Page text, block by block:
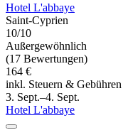
Hotel L'abbaye
Saint-Cyprien
10/10
Außergewöhnlich
(17 Bewertungen)
164 €
inkl. Steuern & Gebühren
3. Sept.–4. Sept.
Hotel L'abbaye